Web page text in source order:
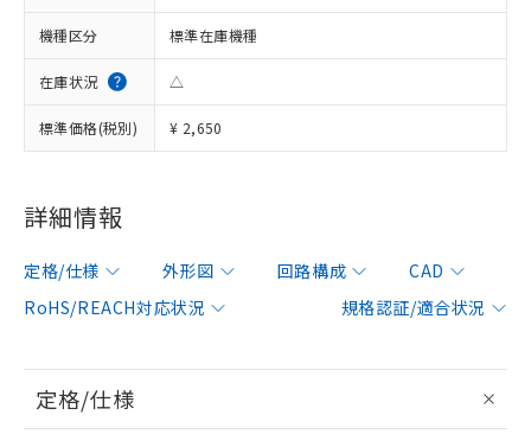
機種区分 標準在庫機種
在庫状況 △
標準価格(税別) ¥ 2,650
詳細情報
定格/仕様 外形図 回路構成
CAD
RoHS/REACH対応状況
規格認証/適合状況
定格/仕様